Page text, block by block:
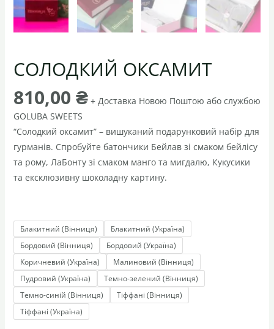
СОЛОДКИЙ ОКСАМИТ
810,00 ₴ + Доставка Новою Поштою або службою
GOLUBA SWEETS
“Солодкий оксамит” – вишуканий подарунковий набір для
гурманів. Спробуйте батончики Бейлав зі смаком бейлісу
та рому, ЛаБонту зі смаком манго та мигдалю, Кукусики
та ексклюзивну шоколадну картину.
Блакитний (Вінниця)
Блакитний (Україна)
Бордовий (Вінниця)
Бордовий (Україна)
Коричневий (Україна)
Малиновий (Вінниця)
Пудровий (Україна)
Темно-зелений (Вінниця)
Темно-синій (Вінниця)
Тіффані (Вінниця)
Тіффані (Україна)